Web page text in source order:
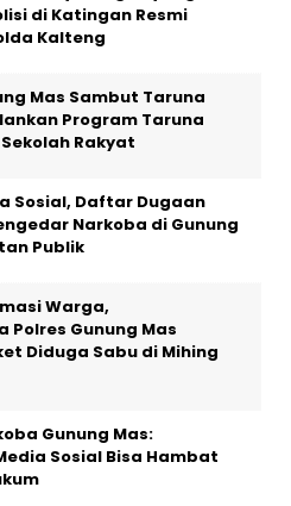
di Katingan Resmi
Kalteng
Mas Sambut Taruna
Program Taruna
Rakyat
Sosial, Daftar Dugaan
Narkoba di Gunung
Publik
Warga,
Polres Gunung Mas
Diduga Sabu di Mihing
Gunung Mas:
Sosial Bisa Hambat